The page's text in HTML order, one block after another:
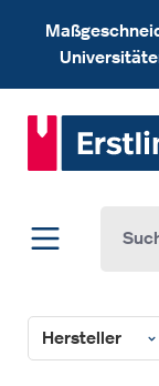
Zum Hauptinhalt
Hersteller